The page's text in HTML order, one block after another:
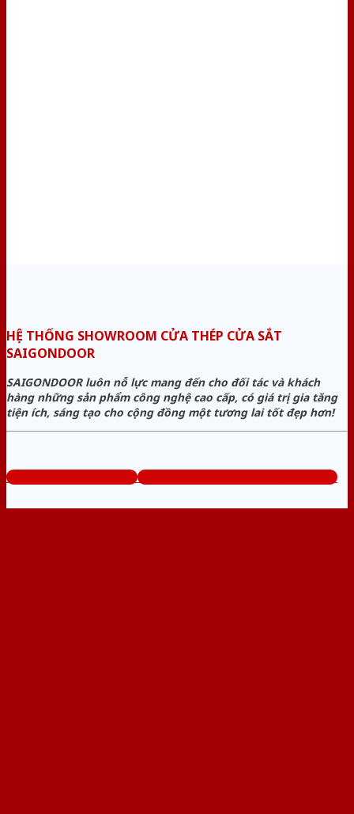
HỆ THỐNG SHOWROOM CỬA THÉP CỬA SẮT
SAIGONDOOR
SAIGONDOOR luôn nỗ lực mang đến cho đối tác và khách
hàng những sản phẩm công nghệ cao cấp, có giá trị gia tăng
tiện ích, sáng tạo cho cộng đồng một tương lai tốt đẹp hơn!
www.cuathepcuasat.com Tổng đài tư vấn miễn phí: 0824.400.400